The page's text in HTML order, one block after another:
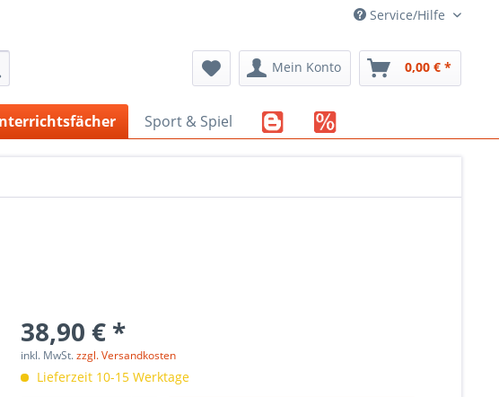
Service/Hilfe
Mein Konto 0,00 € *
Sport & Spiel
38,90 € *
inkl. MwSt.zzgl. Versandkosten
Lieferzeit 10-15 Werktage